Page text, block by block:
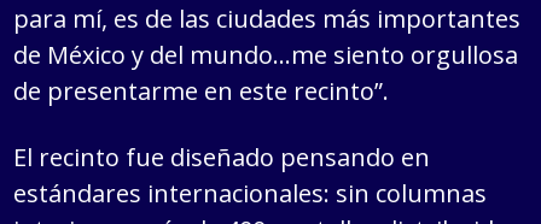
para mí, es de las ciudades más importantes
de México y del mundo…me siento orgullosa
de presentarme en este recinto”.
El recinto fue diseñado pensando en
estándares internacionales: sin columnas